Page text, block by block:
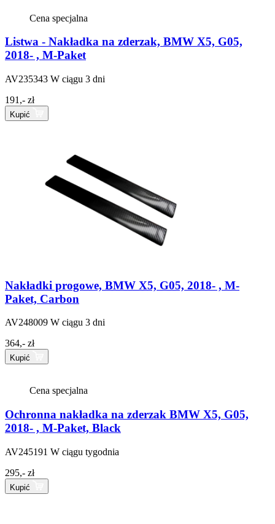
Cena specjalna
Listwa - Nakładka na zderzak, BMW X5, G05,
2018- , M-Paket
AV235343 W ciągu 3 dni
191,- zł
Kupić
Nakładki progowe, BMW X5, G05, 2018- , M-
Paket, Carbon
AV248009 W ciągu 3 dni
364,- zł
Kupić
Cena specjalna
Ochronna nakładka na zderzak BMW X5, G05,
2018- , M-Paket, Black
AV245191 W ciągu tygodnia
295,- zł
Kupić